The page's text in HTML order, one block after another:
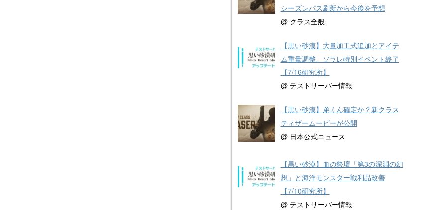
シーズンパス刷新から今後を予想
@ クラス全般
【黒い砂漠】大量加工式追加とアイテ
ム重量調整、ソラレ特別イベント終了
【7/16研究所】
@ テストサーバー情報
【黒い砂漠】弟くん確定か？新クラス
ティザームービーが公開
@ 日本公式ニュース
【黒い砂漠】血の祭壇「第3の深淵の幻
想」と海洋モンスター戦利品改善
【7/10研究所】
@ テストサーバー情報